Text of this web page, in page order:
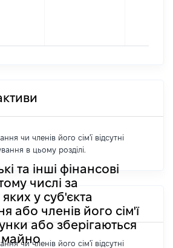
чи членів його сім'ї відсутні
в цьому розділі.
та інші фінансові
числі за
у суб'єкта
або членів його сім'ї
або зберігаються
майно
чи членів його сім'ї відсутні